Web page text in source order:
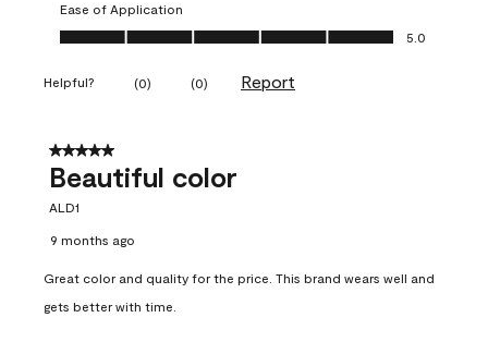
Ease of Application
Ease of Application, 5.0 out of 5
5.0
Helpful? (0) (0) Report
5 out of 5 stars.
Beautiful color
ALD1
9 months ago
Great color and quality for the price. This brand wears well and
gets better with time.